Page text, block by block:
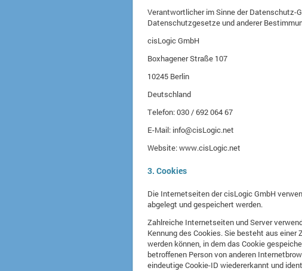
Verantwortlicher im Sinne der Datenschutz-
Datenschutzgesetze und anderer
cisLogic GmbH
Boxhagener Straße 107
10245 Berlin
Deutschland
Telefon: 030 / 692 064 67
E-Mail: info@cisLogic.net
Website: www.cisLogic.net
3. Cookies
Die Internetseiten der cisLogic GmbH
abgelegt und gespeichert werden.
Zahlreiche Internetseiten und Server
Kennung des Cookies. Sie besteht aus
werden können, in dem das Cookie
betroffenen Person von anderen
eindeutige Cookie-ID wiedererkannt und